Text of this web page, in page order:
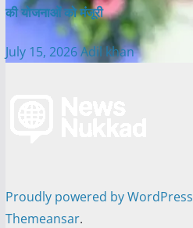
की योजनाओं को मंजूरी
July 15, 2026Adil khan
Proudly powered by WordPress
Themeansar.